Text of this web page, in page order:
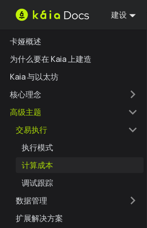
建设
卡娅概述
为什么要在 Kaia 上建造
Kaia 与以太坊
核心理念
高级主题
交易执行
执行模式
计算成本
调试跟踪
数据管理
扩展解决方案